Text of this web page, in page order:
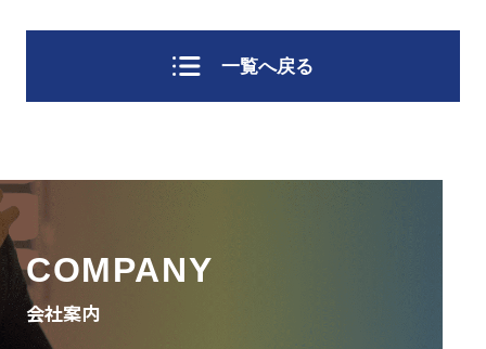
一覧へ戻る
COMPANY
会社案内